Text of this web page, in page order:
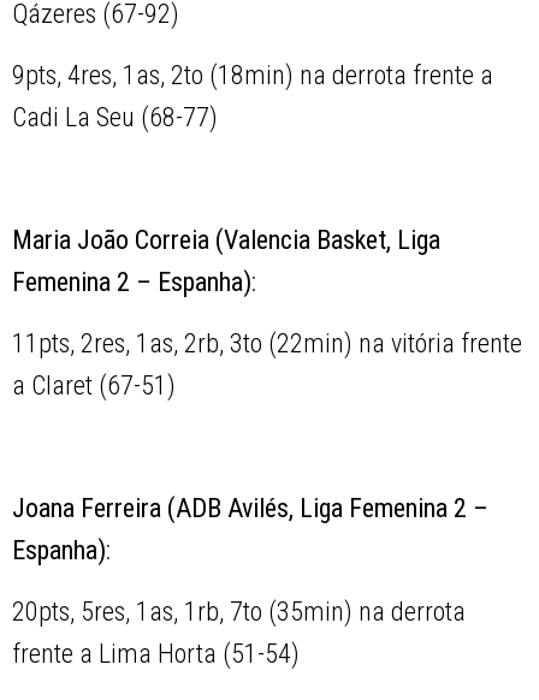
Qázeres (67-92)
9pts, 4res, 1as, 2to (18min) na derrota frente a
Cadi La Seu (68-77)
Maria João Correia (Valencia Basket, Liga
Femenina 2 – Espanha):
11pts, 2res, 1as, 2rb, 3to (22min) na vitória frente
a Claret (67-51)
Joana Ferreira (ADB Avilés, Liga Femenina 2 –
Espanha):
20pts, 5res, 1as, 1rb, 7to (35min) na derrota
frente a Lima Horta (51-54)